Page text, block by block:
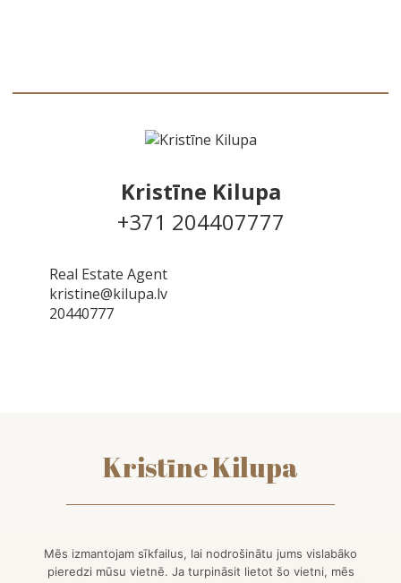
Kristīne Kilupa
+371 204407777
Real Estate Agent
kristine@kilupa.lv
20440777
Kristīne Kilupa
facebook
Mēs izmantojam sīkfailus, lai nodrošinātu jums vislabāko
pieredzi mūsu vietnē. Ja turpināsit lietot šo vietni, mēs